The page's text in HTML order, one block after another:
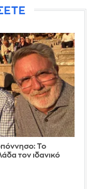
Το
τον ιδανικό